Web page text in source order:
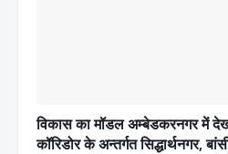
विकास का मॉडल अम्बेडकरनगर में
कॉरिडोर के अन्तर्गत सिद्धार्थनगर,